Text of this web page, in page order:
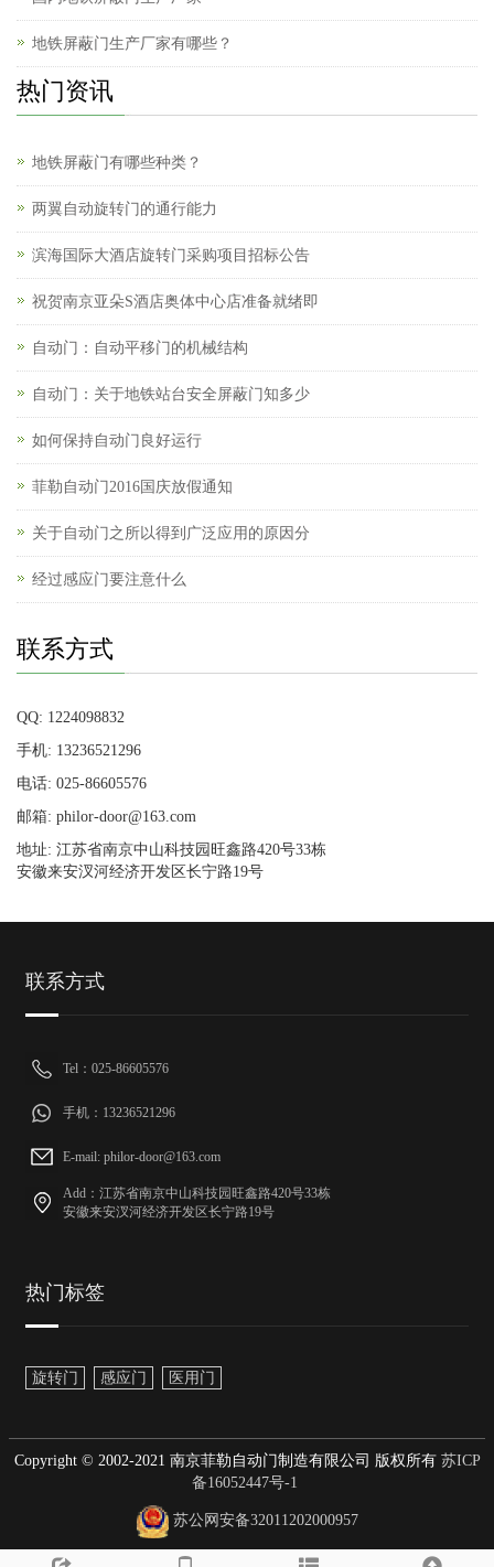
地铁屏蔽门生产厂家有哪些？
热门资讯
地铁屏蔽门有哪些种类？
两翼自动旋转门的通行能力
滨海国际大酒店旋转门采购项目招标公告
祝贺南京亚朵S酒店奥体中心店准备就绪即
自动门：自动平移门的机械结构
自动门：关于地铁站台安全屏蔽门知多少
如何保持自动门良好运行
菲勒自动门2016国庆放假通知
关于自动门之所以得到广泛应用的原因分
经过感应门要注意什么
联系方式
QQ: 1224098832
手机: 13236521296
电话: 025-86605576
邮箱: philor-door@163.com
地址: 江苏省南京中山科技园旺鑫路420号33栋
安徽来安汊河经济开发区长宁路19号
联系方式
Tel：025-86605576
手机：13236521296
E-mail: philor-door@163.com
Add：江苏省南京中山科技园旺鑫路420号33栋
安徽来安汊河经济开发区长宁路19号
热门标签
旋转门 感应门 医用门
Copyright © 2002-2021 南京菲勒自动门制造有限公司 版权所有苏ICP
备16052447号-1
苏公网安备32011202000957